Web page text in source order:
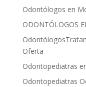
Odontólogos en
ODONTÓLOGOS
Oferta
Odontopediatras
Odontopediatras